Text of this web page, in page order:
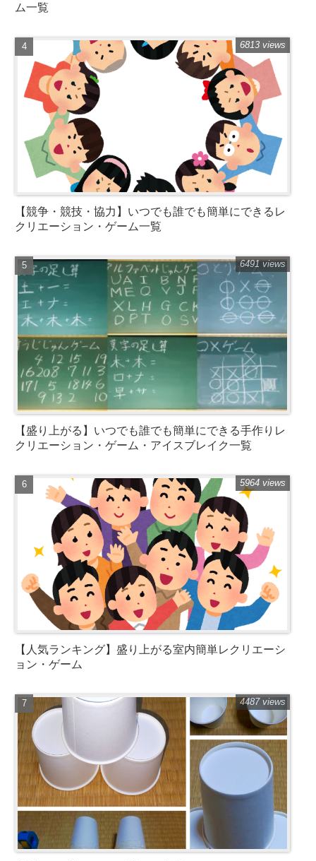
ム一覧
【競争・競技・協力】いつでも誰でも簡単にできるレ
クリエーション・ゲーム一覧
6813 views
【盛り上がる】いつでも誰でも簡単にできる手作りレ
クリエーション・ゲーム・アイスブレイク一覧
6491 views
【人気ランキング】盛り上がる室内簡単レクリエーシ
ョン・ゲーム
5964 views
4487 views